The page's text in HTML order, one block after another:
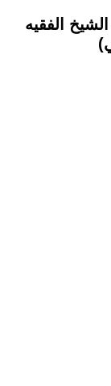
الفقيه